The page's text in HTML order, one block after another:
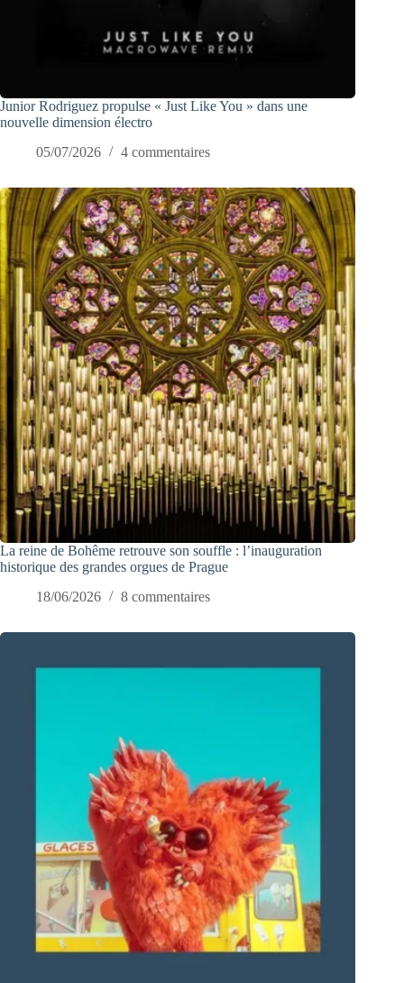
Junior Rodriguez propulse « Just Like You » dans une
nouvelle dimension électro
05/07/2026
4 commentaires
La reine de Bohême retrouve son souffle : l’inauguration
historique des grandes orgues de Prague
18/06/2026
8 commentaires